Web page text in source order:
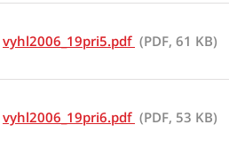
vyhl2006_19pri5.pdf (PDF, 61 KB)
vyhl2006_19pri6.pdf (PDF, 53 KB)